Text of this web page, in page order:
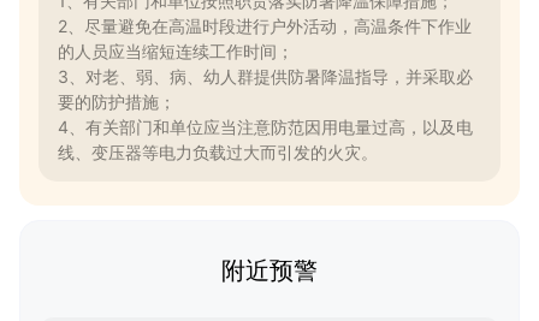
2、尽量避免在高温时段进行户外活动，高温条件下作业
的人员应当缩短连续工作时间；
3、对老、弱、病、幼人群提供防暑降温指导，并采取必
要的防护措施；
4、有关部门和单位应当注意防范因用电量过高，以及电
线、变压器等电力负载过大而引发的火灾。
附近预警